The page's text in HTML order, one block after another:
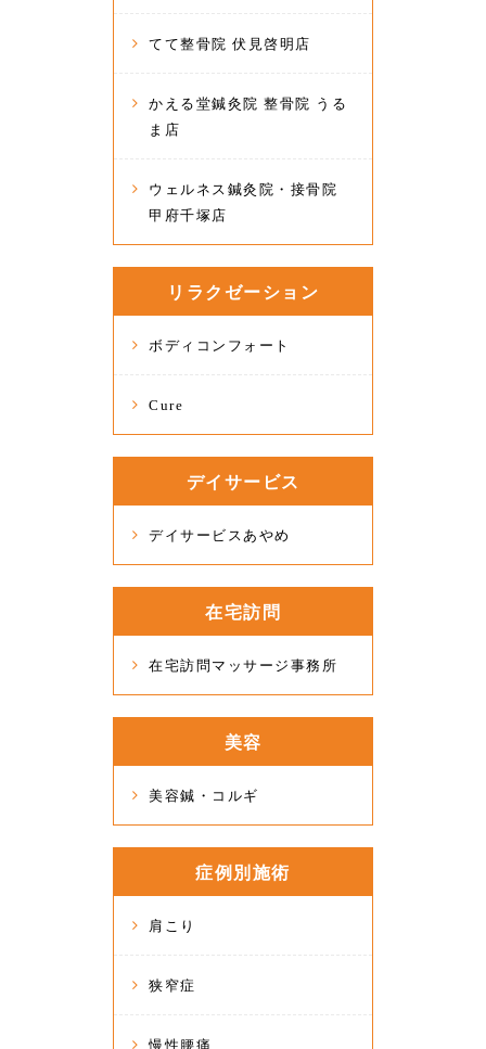
てて整骨院 伏見啓明店
かえる堂鍼灸院 整骨院 うる
ま店
ウェルネス鍼灸院・接骨院
甲府千塚店
リラクゼーション
ボディコンフォート
Cure
デイサービス
デイサービスあやめ
在宅訪問
在宅訪問マッサージ事務所
美容
美容鍼・コルギ
症例別施術
肩こり
狭窄症
慢性腰痛